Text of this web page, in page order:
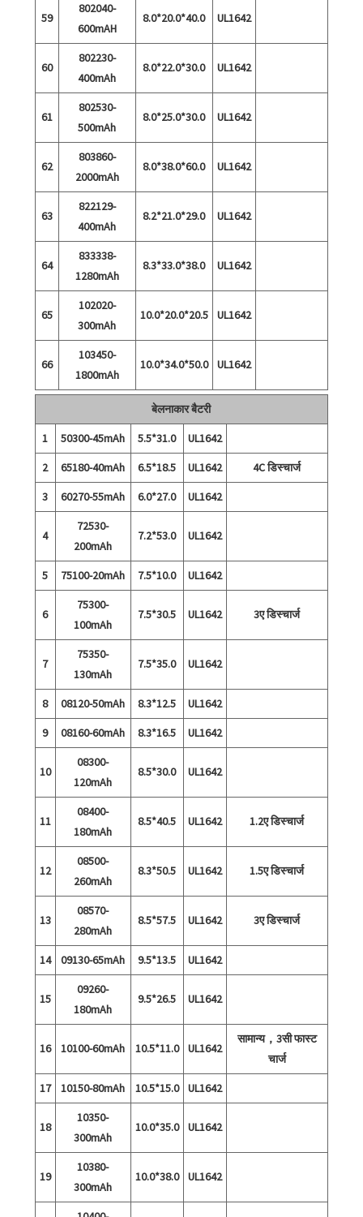
59
802040-
600mAH
8.0*20.0*40.0 UL1642
60
802230-
400mAh
8.0*22.0*30.0 UL1642
61
802530-
500mAh
8.0*25.0*30.0 UL1642
62
803860-
2000mAh
8.0*38.0*60.0 UL1642
63
822129-
400mAh
8.2*21.0*29.0 UL1642
64
833338-
1280mAh
8.3*33.0*38.0 UL1642
65
102020-
300mAh
10.0*20.0*20.5 UL1642
66
103450-
1800mAh
10.0*34.0*50.0 UL1642
बेलनाकार बैटरी
1
50300-45mAh 5.5*31.0
UL1642
2
65180-40mAh 6.5*18.5 UL1642
4C डिस्चार्ज
3
60270-55mAh 6.0*27.0 UL1642
4
72530-
200mAh
7.2*53.0 UL1642
5 75100-20mAh 7.5*10.0 UL1642
6
75300-
100mAh
7.5*30.5 UL1642 3ए डिस्चार्ज
7
75350-
130mAh
7.5*35.0 UL1642
8 08120-50mAh 8.3*12.5
UL1642
9
08160-60mAh 8.3*16.5 UL1642
10
08300-
120mAh
8.5*30.0 UL1642
11
08400-
180mAh
8.5*40.5 UL1642 1.2ए डिस्चार्ज
12
08500-
260mAh
8.3*50.5 UL1642 1.5ए डिस्चार्ज
13
08570-
280mAh
8.5*57.5 UL1642 3ए डिस्चार्ज
14 09130-65mAh 9.5*13.5 UL1642
15
09260-
180mAh
9.5*26.5 UL1642
16 10100-60mAh 10.5*11.0 UL1642
सामान्य，3सी फास्ट
चार्ज
17
10150-80mAh 10.5*15.0 UL1642
18
10350-
300mAh
10.0*35.0 UL1642
19
10380-
300mAh
10.0*38.0 UL1642